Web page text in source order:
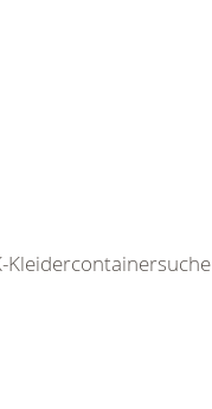
Kleidercontainersuche